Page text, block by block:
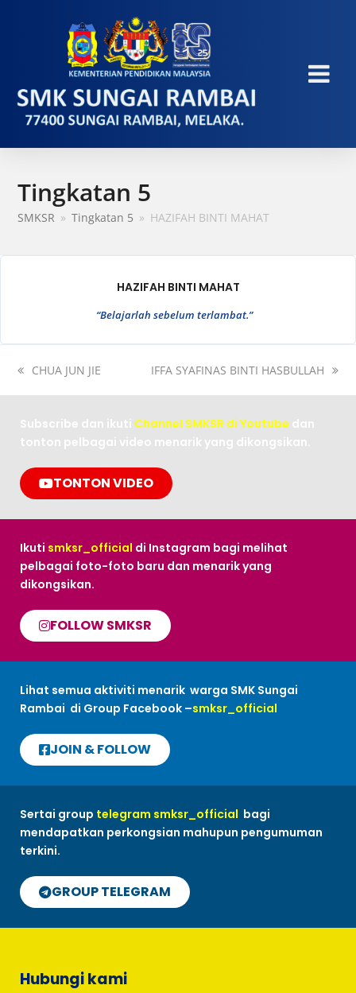
Tingkatan 5
SMKSR » Tingkatan 5 » HAZIFAH BINTI MAHAT
HAZIFAH BINTI MAHAT
“Belajarlah sebelum terlambat.”
CHUA JUN JIE IFFA SYAFINAS BINTI HASBULLAH
Subscribe dan ikuti Channel SMKSR di Youtube dan
tonton pelbagai video menarik yang dikongsikan.
TONTON VIDEO
Ikuti smksr_official di Instagram bagi melihat
pelbagai foto-foto baru dan menarik yang
dikongsikan.
FOLLOW SMKSR
Lihat semua aktiviti menarik warga SMK Sungai
Rambai di Group Facebook –smksr_official
JOIN & FOLLOW
Sertai group telegram smksr_official bagi
mendapatkan perkongsian mahupun pengumuman
terkini.
GROUP TELEGRAM
Hubungi kami